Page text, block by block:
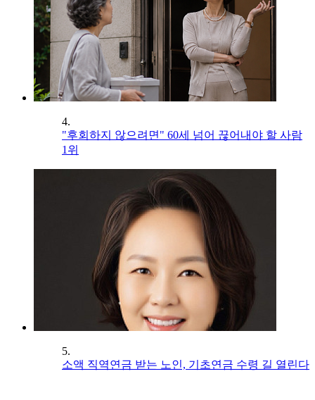
4.
"후회하지 않으려면" 60세 넘어 끊어내야 할 사람
1위
5.
소액 직역연금 받는 노인, 기초연금 수령 길 열린다